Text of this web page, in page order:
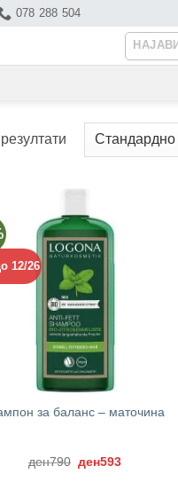
078 288 504
12/26
за баланс – маточина
ден790 Original
price
ден593Current